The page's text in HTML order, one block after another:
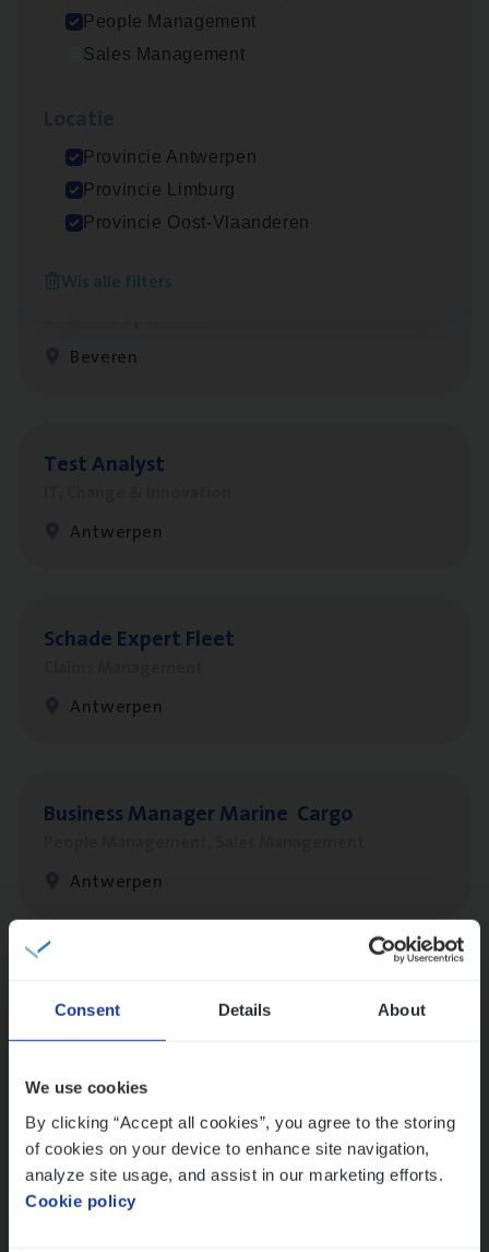
Consent Details About
We use cookies
By clicking “Accept all cookies”, you agree to the storing
of cookies on your device to enhance site navigation,
analyze site usage, and assist in our marketing efforts.
Cookie policy
People Management
Sales Management
Provincie Antwerpen
Provincie Limburg
Provincie Oost-Vlaanderen
Wis alle filters
Antwerpen
Benefits
Beveren
Test Ana­lyst
Antwerpen
Scha­de Expert Fleet
Antwerpen
Busi­ness Mana­ger Mari­ne Cargo
Antwerpen
Insurance Operations
Dos­sier­be­heer­der Pro­per­ty verzekeringen
Insurance Operations